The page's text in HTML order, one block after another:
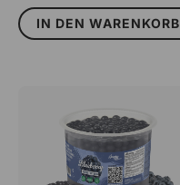
IN DEN WARENKORB